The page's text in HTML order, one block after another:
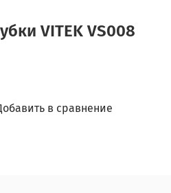
VITEK VS008
в сравнение